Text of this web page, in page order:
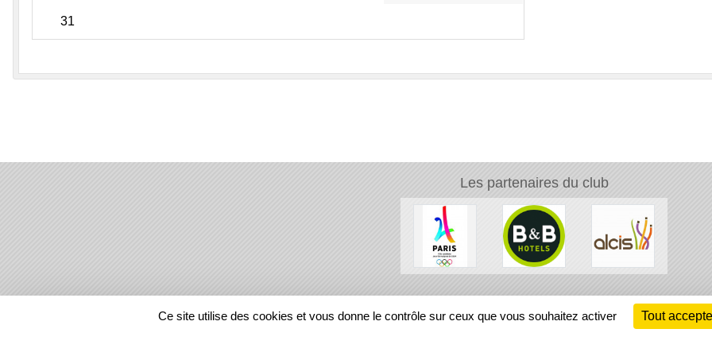
31
Les partenaires du club
REGIONS
Ce site utilise des cookies et vous donne le contrôle sur ceux que vous souhaitez activer Tout